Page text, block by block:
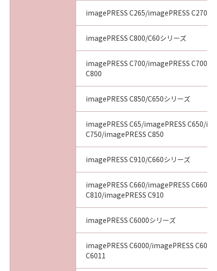
imagePRESS C265/imagePRESS C270
imagePRESS C800/C60シリーズ
imagePRESS C700/imagePRESS C700L/
C800
imagePRESS C850/C650シリーズ
imagePRESS C65/imagePRESS C650/
C750/imagePRESS C850
imagePRESS C910/C660シリーズ
imagePRESS C660/imagePRESS
C810/imagePRESS C910
imagePRESS C6000シリーズ
imagePRESS C6000/imagePRESS
C6011